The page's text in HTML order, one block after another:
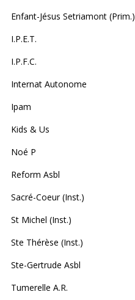
Enfant-Jésus Setriamont (Prim.)
I.P.E.T.
I.P.F.C.
Internat Autonome
Ipam
Kids & Us
Noé P
Reform Asbl
Sacré-Coeur (Inst.)
St Michel (Inst.)
Ste Thérèse (Inst.)
Ste-Gertrude Asbl
Tumerelle A.R.